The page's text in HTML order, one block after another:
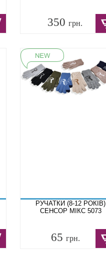
350 грн.
РУЧАТКИ (8-12 РОКІВ)
СЕНСОР МІКС 5073
65грн.